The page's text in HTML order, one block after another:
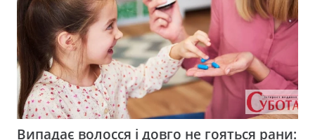
Випадає волосся і довго не гояться рани: